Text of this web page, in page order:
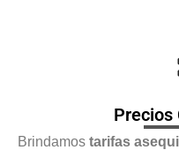
Precios
Brindamos tarifas